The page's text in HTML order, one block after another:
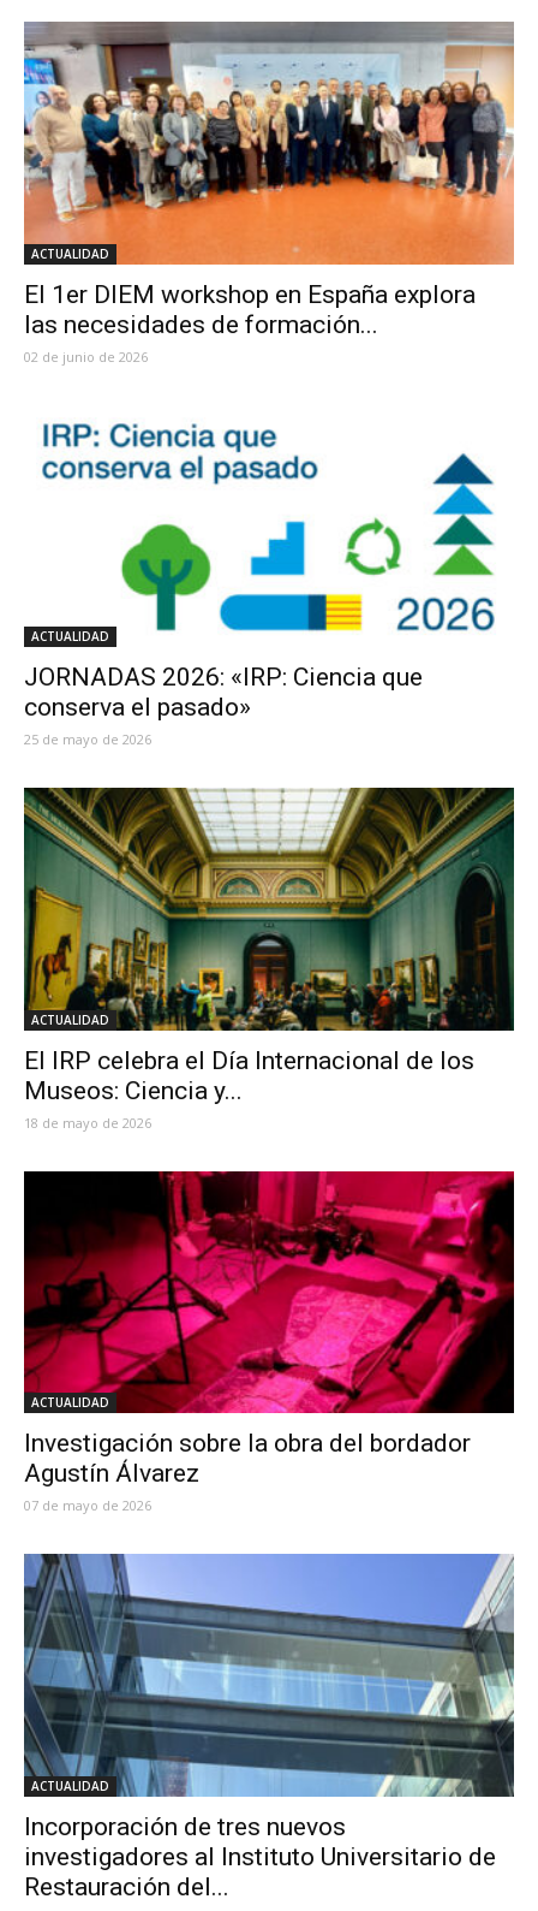
ACTUALIDAD
El 1er DIEM workshop en España explora
las necesidades de formación...
02 de junio de 2026
ACTUALIDAD
JORNADAS 2026: «IRP: Ciencia que
conserva el pasado»
25 de mayo de 2026
ACTUALIDAD
El IRP celebra el Día Internacional de los
Museos: Ciencia y...
18 de mayo de 2026
ACTUALIDAD
Investigación sobre la obra del bordador
Agustín Álvarez
07 de mayo de 2026
ACTUALIDAD
Incorporación de tres nuevos
investigadores al Instituto Universitario de
Restauración del...